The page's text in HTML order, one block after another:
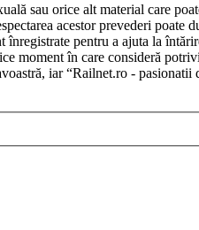
sau orice alt material care
acestor prevederi poate
pentru a ajuta la
moment în care consideră
iar “Railnet.ro -